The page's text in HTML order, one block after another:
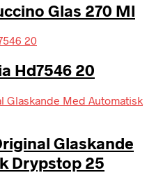
Glas 270 Ml
Hd7546 20
Glaskande
Drypstop 25